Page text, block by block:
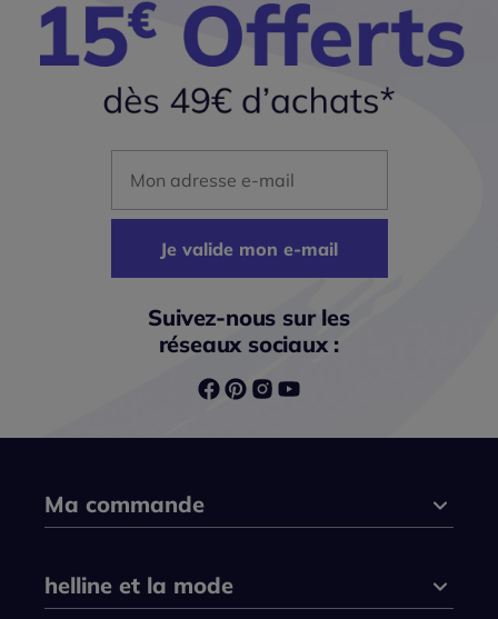
Je valide mon e-mail
Suivez-nous sur les
réseaux sociaux :
Ma commande
helline et la mode